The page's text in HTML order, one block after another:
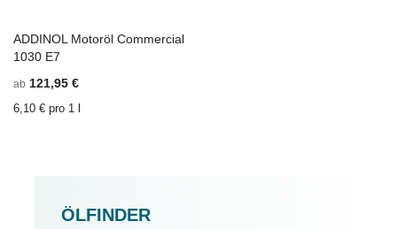
In den Einkaufswagen
ADDINOL Motoröl Commercial
1030 E7
ab 121,95 €
6,10 € pro 1 l
ÖLFINDER